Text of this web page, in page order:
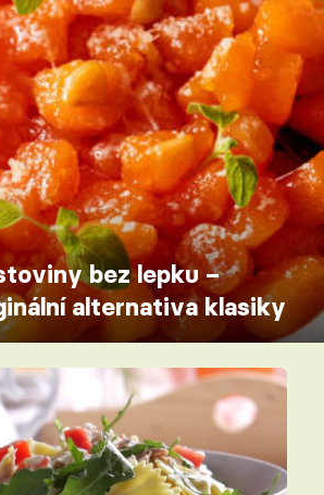
bez lepku –
alternativa klasiky